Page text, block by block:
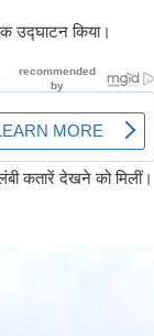
उद्घाटन किया।
कतारें देखने को मिलीं।